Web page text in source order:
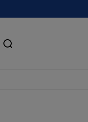
Căutare